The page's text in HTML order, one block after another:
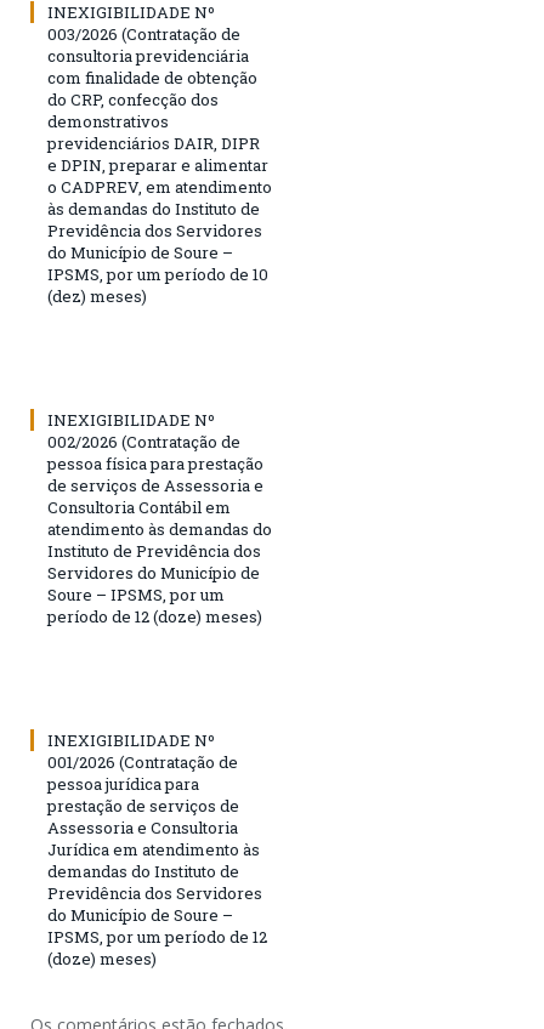
INEXIGIBILIDADE Nº
003/2026 (Contratação de
consultoria previdenciária
com finalidade de obtenção
do CRP, confecção dos
demonstrativos
previdenciários DAIR, DIPR
e DPIN, preparar e alimentar
o CADPREV, em atendimento
às demandas do Instituto de
Previdência dos Servidores
do Município de Soure –
IPSMS, por um período de 10
(dez) meses)
INEXIGIBILIDADE Nº
002/2026 (Contratação de
pessoa física para prestação
de serviços de Assessoria e
Consultoria Contábil em
atendimento às demandas do
Instituto de Previdência dos
Servidores do Município de
Soure – IPSMS, por um
período de 12 (doze) meses)
INEXIGIBILIDADE Nº
001/2026 (Contratação de
pessoa jurídica para
prestação de serviços de
Assessoria e Consultoria
Jurídica em atendimento às
demandas do Instituto de
Previdência dos Servidores
do Município de Soure –
IPSMS, por um período de 12
(doze) meses)